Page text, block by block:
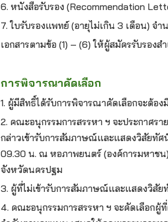
6. หนังสือรับรอง (Recommendation
7.ใบรับรองแพทย์ (อายุไม่เกิน 3 เดือน) จำ
เอกสารตามข้อ (1) – (6) ให้ผู้สมัครรับรองส
การพิจารณาคัดเลือก
1. ผู้มีสิทธิ์ได้รับการพิจารณาคัดเลือกจะต้
2. คณะอนุกรรมการสรรหา ฯ จะประกาศร
กล่าวเข้ารับการสัมภาษณ์และแสดงวิสัยทั
09.30 น. ณ หอภาพยนตร์ (องค์การมหาช
จังหวัดนครปฐม
3. ผู้ที่ไม่เข้ารับการสัมภาษณ์และแสดงวิสั
4. คณะอนุกรรมการสรรหา ฯ จะคัดเลือกผู้